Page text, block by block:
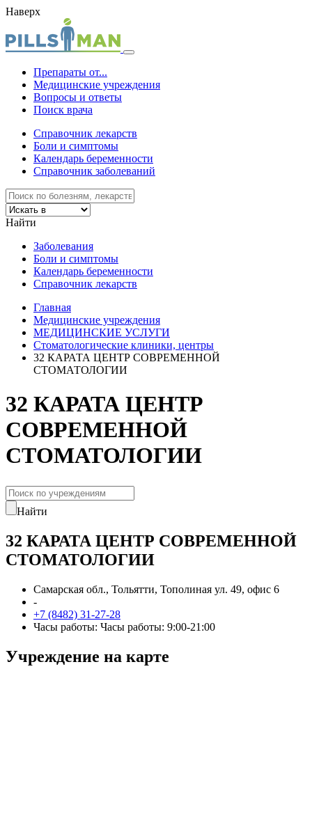
Наверх
Препараты от...
Медицинские учреждения
Вопросы и ответы
Поиск врача
Справочник лекарств
Боли и симптомы
Календарь беременности
Справочник заболеваний
Найти
Заболевания
Боли и симптомы
Календарь беременности
Справочник лекарств
Главная
Медицинские учреждения
МЕДИЦИНСКИЕ УСЛУГИ
Стоматологические клиники, центры
32 КАРАТА ЦЕНТР СОВРЕМЕННОЙ
СТОМАТОЛОГИИ
32 КАРАТА ЦЕНТР
СОВРЕМЕННОЙ
СТОМАТОЛОГИИ
Найти
32 КАРАТА ЦЕНТР СОВРЕМЕННОЙ
СТОМАТОЛОГИИ
Самарская обл., Тольятти, Тополиная ул. 49, офис 6
-
+7 (8482) 31-27-28
Часы работы: Часы работы: 9:00-21:00
Учреждение на карте